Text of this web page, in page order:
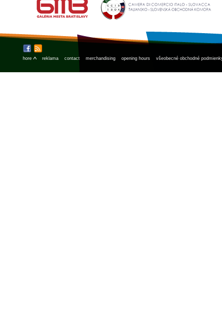
hore ^ reklama contact merchandising opening hours všeobecné obchodné